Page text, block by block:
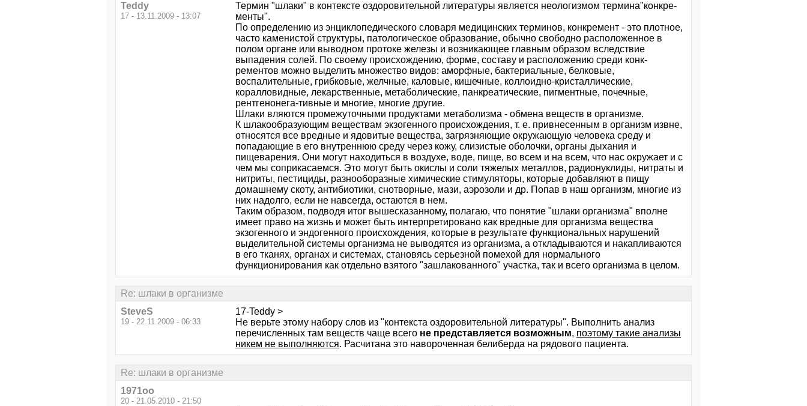
Teddy
17 - 13.11.2009 - 13:07
Термин "шлаки" в контексте оздоровительной литературы является неологизмом термина"конкре-
менты".
По определению из энциклопедического словаря медицинских терминов, конкремент - это плотное,
часто каменистой структуры, патологическое образование, обычно свободно расположенное в
полом органе или выводном протоке железы и возникающее главным образом вследствие
выпадения солей. По своему происхождению, форме, составу и расположению среди конк-
рементов можно выделить множество видов: аморфные, бактериальные, белковые,
воспалительные, грибковые, желчные, каловые, кишечные, коллоидно-кристаллические,
коралловидные, лекарственные, метаболические, панкреатические, пигментные, почечные,
рентгенонега-тивные и многие, многие другие.
Шлаки вляются промежуточными продуктами метаболизма - обмена веществ в организме.
К шлакообразующим веществам экзогенного происхождения, т. е. привнесенным в организм извне,
относятся все вредные и ядовитые вещества, загрязняющие окружающую человека среду и
попадающие в его внутреннюю среду через кожу, слизистые оболочки, органы дыхания и
пищеварения. Они могут находиться в воздухе, воде, пище, во всем и на всем, что нас окружает и с
чем мы соприкасаемся. Это могут быть окислы и соли тяжелых металлов, радионуклиды, нитраты и
нитриты, пестициды, разнооборазные химические стимуляторы, которые добавляют в пищу
домашнему скоту, антибиотики, снотворные, мази, аэрозоли и др. Попав в наш организм, многие из
них надолго, если не навсегда, остаются в нем.
Таким образом, подводя итог вышесказанному, полагаю, что понятие "шлаки организма" вполне
имеет право на жизнь и может быть интерпретировано как вредные для организма вещества
экзогенного и эндогенного происхождения, которые в результате функциональных нарушений
выделительной системы организма не выводятся из организма, а откладываются и накапливаются
в его тканях, органах и системах, становясь серьезной помехой для нормального
функционирования как отдельно взятого "зашлакованного" участка, так и всего организма в целом.
Re: шлаки в организме
SteveS
19 - 22.11.2009 - 06:33
17-Teddy >
Не верьте этому набору слов из "контекста оздоровительной литературы". Выполнить анализ
перечисленных там веществ чаще всего не представляется возможным, поэтому такие анализы
никем не выполняются. Расчитана это навороченная белиберда на рядового пациента.
Re: шлаки в организме
1971oo
20 - 21.05.2010 - 21:50